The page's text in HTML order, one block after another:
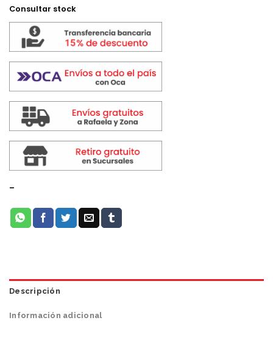
Consultar stock
-
Descripción
Información adicional